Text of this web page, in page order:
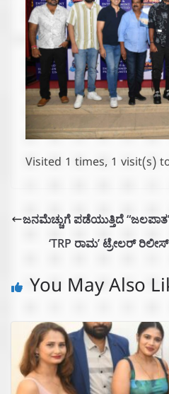
Visited 1 times, 1 visit(s)
ಜನಮೆಚ್ಚುಗೆ ಪಡೆಯುತ್ತಿದೆ
‘TRP ರಾಮ’ ಟ್ರೇಲರ್
You May Also